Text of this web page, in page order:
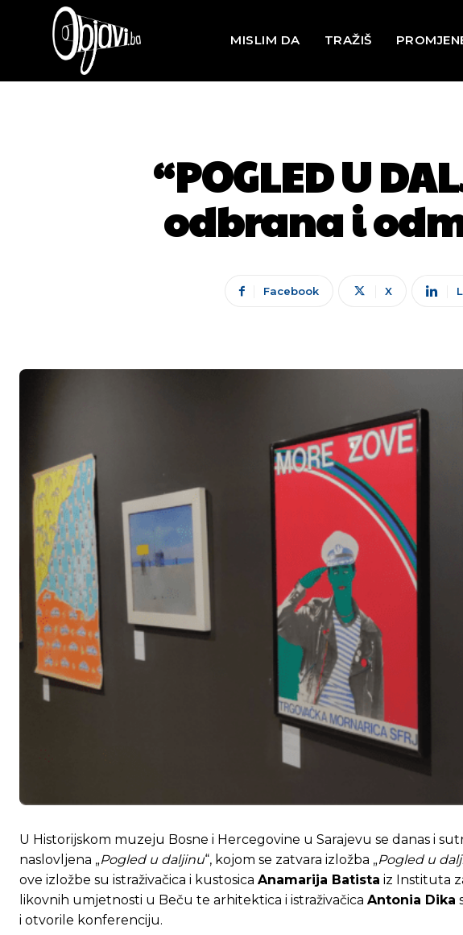
MISLIM DA TRAŽIŠ
“POGLED U
odbrana i
Facebook X
U Historijskom muzeju Bosne i Hercegovine u Sarajevu se danas i
naslovljena „Pogled u daljinu“, kojom se zatvara izložba „Pogled u
ove izložbe su istraživačica i kustosica Anamarija Batista iz Instituta
likovnih umjetnosti u Beču te arhitektica i istraživačica Antonia Dika
i otvorile konferenciju.